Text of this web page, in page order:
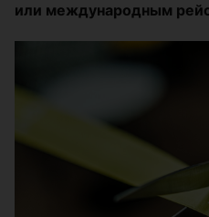
или международным